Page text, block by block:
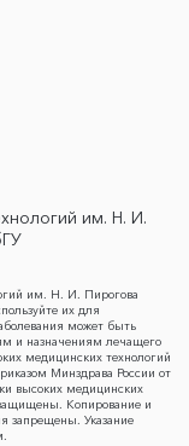
им. Н. И.
им. Н. И. Пирогова
их для
может быть
и назначениям лечащего
медицинских технологий
Минздрава России от
высоких медицинских
Копирование и
запрещены. Указание